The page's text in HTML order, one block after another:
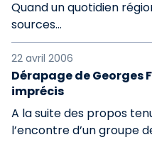
Quand un quotidien
sources...
22 avril 2006
Dérapage de Georges
imprécis
A la suite des propos
l’encontre d’un groupe